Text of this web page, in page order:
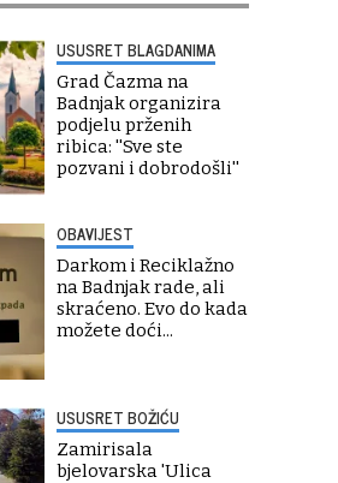
USUSRET BLAGDANIMA
Grad Čazma na
Badnjak organizira
podjelu prženih
ribica: ''Sve ste
pozvani i dobrodošli''
OBAVIJEST
Darkom i Reciklažno
na Badnjak rade, ali
skraćeno. Evo do kada
možete doći...
USUSRET BOŽIĆU
Zamirisala
bjelovarska 'Ulica